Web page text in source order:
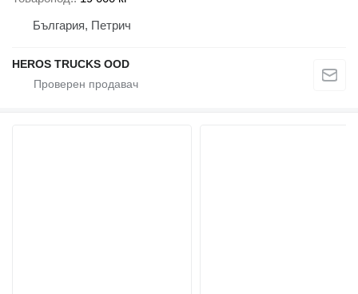
България, Петрич
HEROS TRUCKS OOD